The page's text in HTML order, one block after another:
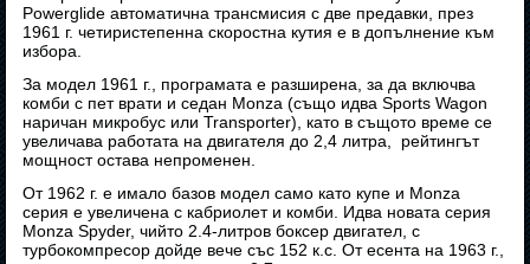
Powerglide автоматична трансмисия с две предавки, през
1961 г. четиристепенна скоростна кутия е в допълнение към
избора.
За модел 1961 г., програмата е разширена, за да включва
комби с пет врати и седан Monza (също идва Sports Wagon
наричан микробус или Transporter), като в същото време се
увеличава работата на двигателя до 2,4 литра, рейтингът
мощност остава непроменен.
От 1962 г. е имало базов модел само като купе и Monza
серия е увеличена с кабриолет и комби. Идва новата серия
Monza Spyder, чийто 2.4-литров боксер двигател, с
турбокомпресор дойде вече със 152 к.с. От есента на 1963 г.,